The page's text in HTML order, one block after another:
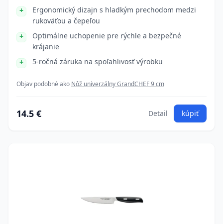
Ergonomický dizajn s hladkým prechodom medzi
rukoväťou a čepeľou
Optimálne uchopenie pre rýchle a bezpečné
krájanie
5-ročná záruka na spoľahlivosť výrobku
Objav podobné ako Nôž univerzálny GrandCHEF 9 cm
14.5 € Detail kúpiť